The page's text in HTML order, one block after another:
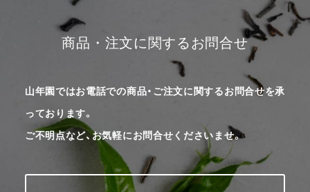
商品・注文に関するお問合せ
山年園ではお電話での商品・ご注文に関するお問合せを承
っております。
ご不明点など、お気軽にお問合せくださいませ。